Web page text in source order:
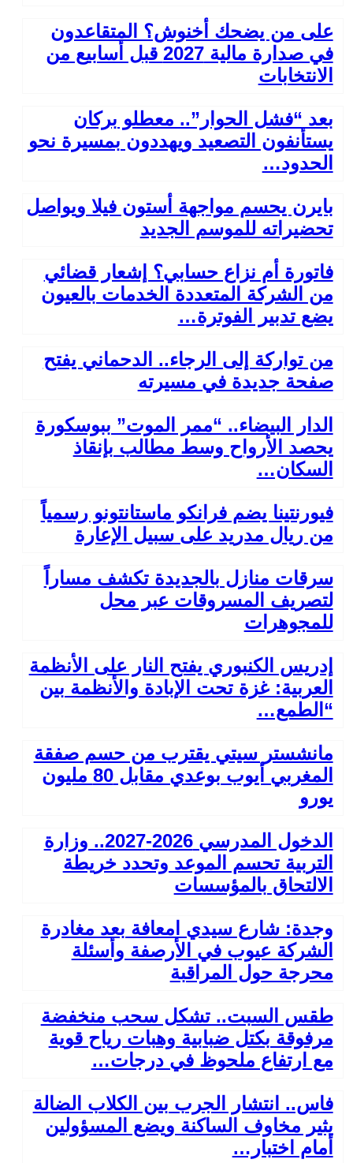
على من يضحك أخنوش؟ المتقاعدون
في صدارة مالية 2027 قبل أسابيع من
الانتخابات
بعد “فشل الحوار”.. معطلو بركان
يستأنفون التصعيد ويهددون بمسيرة نحو
الحدود…
بايرن يحسم مواجهة أستون فيلا ويواصل
تحضيراته للموسم الجديد
فاتورة أم نزاع حسابي؟ إشعار قضائي
من الشركة المتعددة الخدمات بالعيون
يضع تدبير الفوترة…
من تواركة إلى الرجاء.. الدحماني يفتح
صفحة جديدة في مسيرته
الدار البيضاء.. “ممر الموت” ببوسكورة
يحصد الأرواح وسط مطالب بإنقاذ
السكان…
فيورنتينا يضم فرانكو ماستانتونو رسمياً
من ريال مدريد على سبيل الإعارة
سرقات منازل بالجديدة تكشف مساراً
لتصريف المسروقات عبر محل
للمجوهرات
إدريس الكنبوري يفتح النار على الأنظمة
العربية: غزة تحت الإبادة والأنظمة بين
“الطمع…
مانشستر سيتي يقترب من حسم صفقة
المغربي أيوب بوعدي مقابل 80 مليون
يورو
الدخول المدرسي 2026-2027.. وزارة
التربية تحسم الموعد وتحدد خريطة
الالتحاق بالمؤسسات
وجدة: شارع سيدي امعافة بعد مغادرة
الشركة عيوب في الأرصفة وأسئلة
محرجة حول المراقبة
طقس السبت.. تشكل سحب منخفضة
مرفوقة بكتل ضبابية وهبات رياح قوية
مع ارتفاع ملحوظ في درجات…
فاس.. انتشار الجرب بين الكلاب الضالة
يثير مخاوف الساكنة ويضع المسؤولين
أمام اختبار…